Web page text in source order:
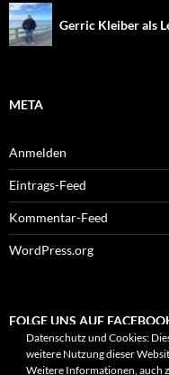
Gerric Kleiber als
META
Anmelden
Eintrags-Feed
Kommentar-Feed
WordPress.org
FOLGE UNS AUF
Datenschutz und Cookies:
weitere Nutzung dieser
Weitere Informationen, auch